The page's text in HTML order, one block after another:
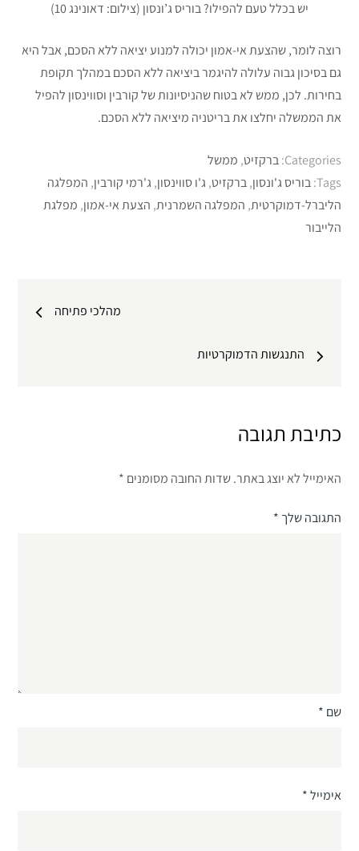
יש בכלל טעם להפילו? בוריס ג’ונסון (צילום: דאונינג 10)
רוצה לומר, שהצעת אי-אמון יכולה למנוע יציאה ללא הסכם, אבל היא
גם בסיכון גבוה עלולה להיגמר ביציאה ללא הסכם במהלך תקופת
בחירות. לכן, ממש לא בטוח שהניסיונות של קורבין וסווינסון להפיל
את הממשלה יחלצו את בריטניה מיציאה ללא הסכם.
Categories: ברקזיט, ממשל
Tags: בוריס ג'ונסון,ברקזיט, ג'ו סווינסון, ג'רמי קורבין, המפלגה
הליברל-דמוקרטית, המפלגה השמרנית, הצעת אי-אמון, מפלגת
הלייבור
מהלכי פתיחה
התנגשות הדמוקרטיות
כתיבת תגובה
האימייל לא יוצג באתר. שדות החובה מסומנים *
התגובה שלך*
שם *
אימייל*